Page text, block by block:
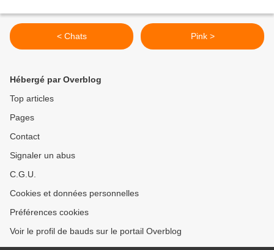
< Chats Pink >
Hébergé par Overblog
Top articles
Pages
Contact
Signaler un abus
C.G.U.
Cookies et données personnelles
Préférences cookies
Voir le profil de bauds sur le portail Overblog